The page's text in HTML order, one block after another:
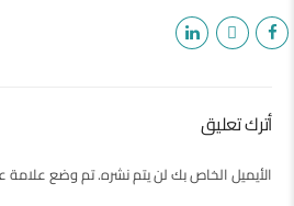
أترك تعليق
الأيميل الخاص بك لن يتم نشره. تم وضع